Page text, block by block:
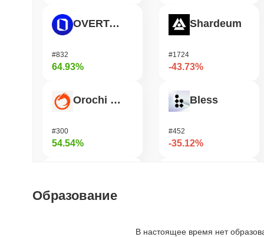
OVERTAKE
#832
64.93%
Orochi Network
#300
54.54%
Shardeum
#1724
-43.73%
Bless
#452
-35.12%
Образование
В настоящее время нет